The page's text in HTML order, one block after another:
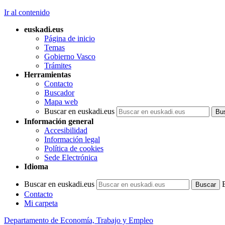
Ir al contenido
euskadi.eus
Página de inicio
Temas
Gobierno Vasco
Trámites
Herramientas
Contacto
Buscador
Mapa web
Buscar en euskadi.eus
Información general
Accesibilidad
Información legal
Política de cookies
Sede Electrónica
Idioma
Buscar en euskadi.eus
Contacto
Mi carpeta
Departamento de Economía, Trabajo y Empleo